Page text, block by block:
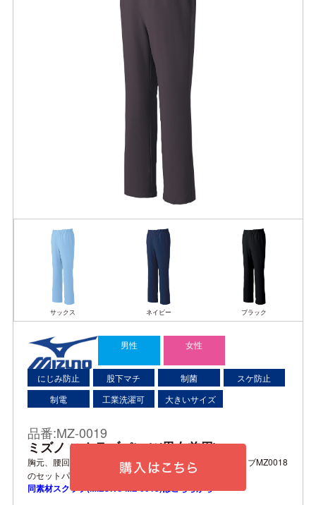
サックス ネイビー ブラック
男性 女性
にじみ防止 股下マチ 制菌
スケ防止
制電
工業洗濯可 大きいサイズ
品番:MZ-0019
ミズノ スクラブパンツ(男女兼用)
胸元、腰回りが見えないエチケット機能採用の人気スクラブMZ0018
のセットパンツ
同素材スクラブ(MIZUNO MZ-0018)はこちらから